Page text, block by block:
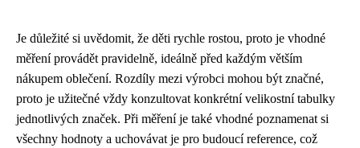
Je důležité si uvědomit, že děti rychle rostou, proto je vhodné
měření provádět pravidelně, ideálně před každým větším
nákupem oblečení. Rozdíly mezi výrobci mohou být značné,
proto je užitečné vždy konzultovat konkrétní velikostní tabulky
jednotlivých značek. Při měření je také vhodné poznamenat si
všechny hodnoty a uchovávat je pro budoucí reference, což